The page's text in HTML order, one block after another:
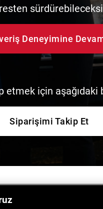
Deneyimine
için aşağıdaki
Siparişimi Takip Et